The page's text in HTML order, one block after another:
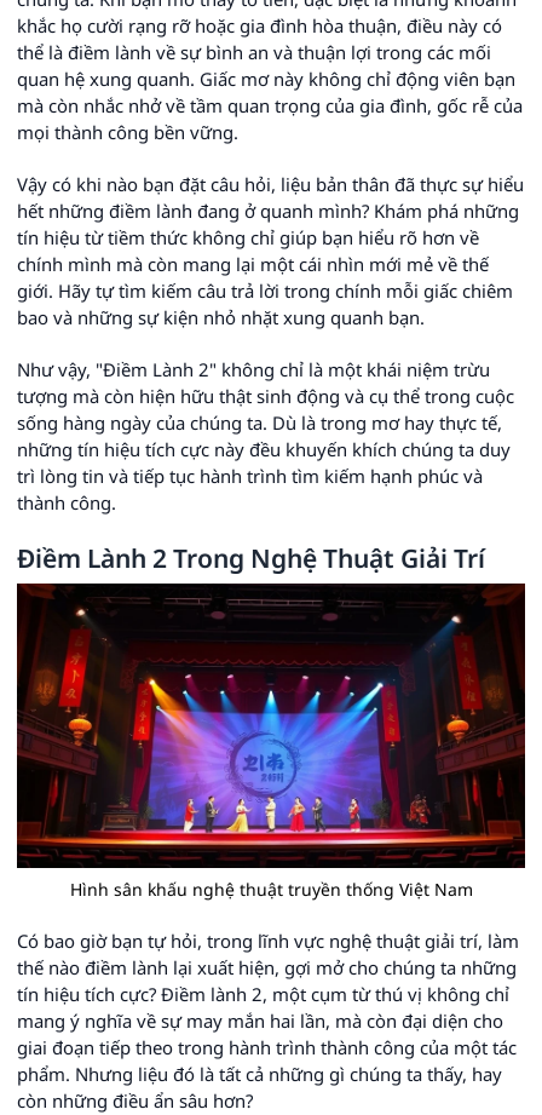
khắc họ cười rạng rỡ hoặc gia đình hòa thuận, điều này có
thể là điềm lành về sự bình an và thuận lợi trong các mối
quan hệ xung quanh. Giấc mơ này không chỉ động viên bạn
mà còn nhắc nhở về tầm quan trọng của gia đình, gốc rễ của
mọi thành công bền vững.
Vậy có khi nào bạn đặt câu hỏi, liệu bản thân đã thực sự hiểu
hết những điềm lành đang ở quanh mình? Khám phá những
tín hiệu từ tiềm thức không chỉ giúp bạn hiểu rõ hơn về
chính mình mà còn mang lại một cái nhìn mới mẻ về thế
giới. Hãy tự tìm kiếm câu trả lời trong chính mỗi giấc chiêm
bao và những sự kiện nhỏ nhặt xung quanh bạn.
Như vậy, "Điềm Lành 2" không chỉ là một khái niệm trừu
tượng mà còn hiện hữu thật sinh động và cụ thể trong cuộc
sống hàng ngày của chúng ta. Dù là trong mơ hay thực tế,
những tín hiệu tích cực này đều khuyến khích chúng ta duy
trì lòng tin và tiếp tục hành trình tìm kiếm hạnh phúc và
thành công.
Điềm Lành 2 Trong Nghệ Thuật Giải Trí
Hình sân khấu nghệ thuật truyền thống Việt Nam
Có bao giờ bạn tự hỏi, trong lĩnh vực nghệ thuật giải trí, làm
thế nào điềm lành lại xuất hiện, gợi mở cho chúng ta những
tín hiệu tích cực? Điềm lành 2, một cụm từ thú vị không chỉ
mang ý nghĩa về sự may mắn hai lần, mà còn đại diện cho
giai đoạn tiếp theo trong hành trình thành công của một tác
phẩm. Nhưng liệu đó là tất cả những gì chúng ta thấy, hay
còn những điều ẩn sâu hơn?